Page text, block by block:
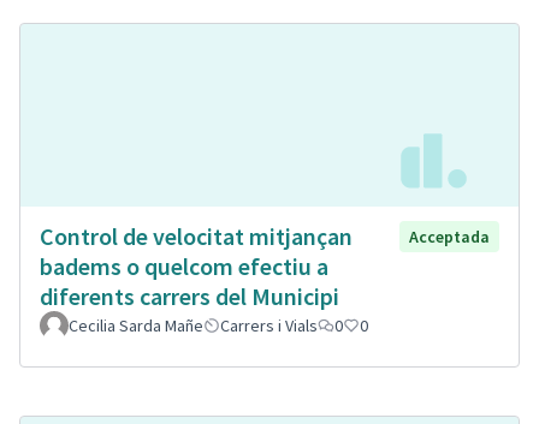
Control de velocitat mitjançan
badems o quelcom efectiu a
diferents carrers del Municipi
Acceptada
Cecilia Sarda Mañe Carrers i Vials 0 0